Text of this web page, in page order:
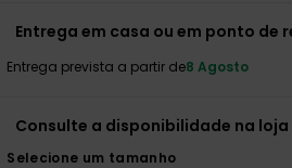
Entrega em casa ou em ponto de
Entrega prevista a partir de8 Agosto
Consulte a disponibilidade na loja
Selecione um tamanho